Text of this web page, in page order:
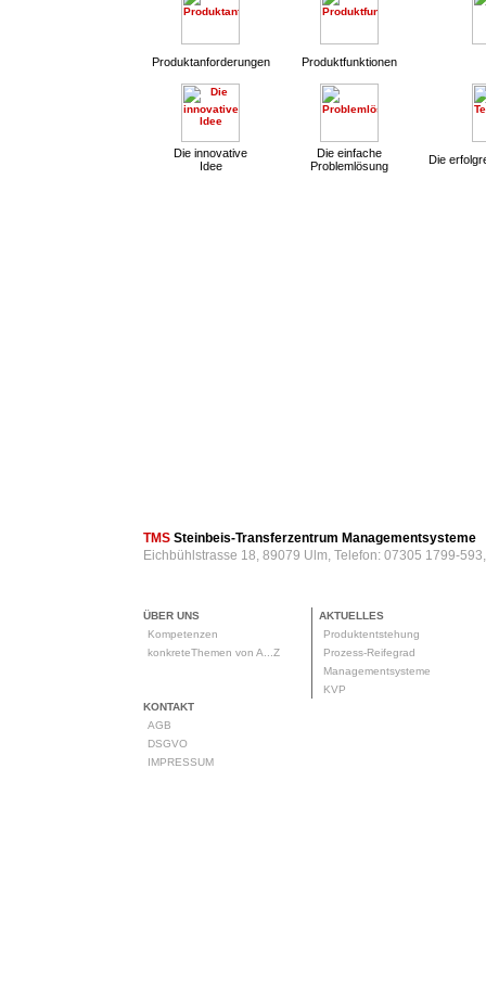
Produktanforderungen Produktfunktionen
Die innovative
Idee
Die einfache
Problemlösung
Die
TMS Steinbeis-Transferzentrum Managementsysteme
Eichbühlstrasse 18, 89079 Ulm, Telefon: 07305 1799-
ÜBER UNS
Kompetenzen
konkreteThemen von A...Z
AKTUELLES
Produktentstehung
Prozess-Reifegrad
Managementsysteme
KVP
KONTAKT
AGB
DSGVO
IMPRESSUM